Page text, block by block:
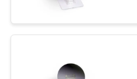
CONTACTEER
ONS
VERZOEK